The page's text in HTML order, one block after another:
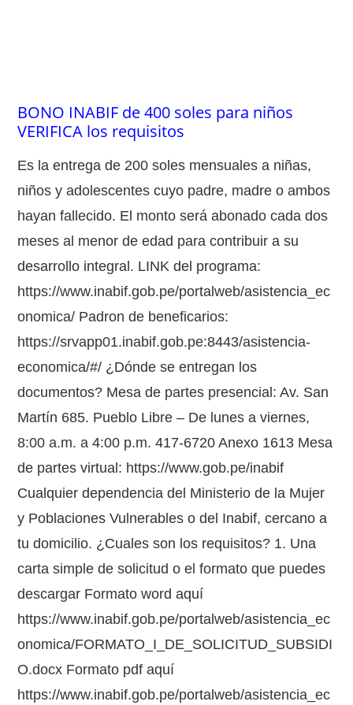
BONO INABIF de 400 soles para niños
VERIFICA los requisitos
Es la entrega de 200 soles mensuales a niñas,
niños y adolescentes cuyo padre, madre o ambos
hayan fallecido. El monto será abonado cada dos
meses al menor de edad para contribuir a su
desarrollo integral. LINK del programa:
https://www.inabif.gob.pe/portalweb/asistencia_ec
onomica/ Padron de beneficarios:
https://srvapp01.inabif.gob.pe:8443/asistencia-
economica/#/ ¿Dónde se entregan los
documentos? Mesa de partes presencial: Av. San
Martín 685. Pueblo Libre – De lunes a viernes,
8:00 a.m. a 4:00 p.m. 417-6720 Anexo 1613 Mesa
de partes virtual: https://www.gob.pe/inabif
Cualquier dependencia del Ministerio de la Mujer
y Poblaciones Vulnerables o del Inabif, cercano a
tu domicilio. ¿Cuales son los requisitos? 1. Una
carta simple de solicitud o el formato que puedes
descargar Formato word aquí
https://www.inabif.gob.pe/portalweb/asistencia_ec
onomica/FORMATO_I_DE_SOLICITUD_SUBSIDI
O.docx Formato pdf aquí
https://www.inabif.gob.pe/portalweb/asistencia_ec